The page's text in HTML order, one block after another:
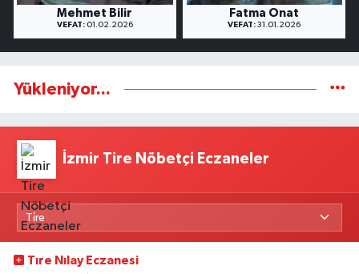
Mehmet Bilir
VEFAT:01.02.2026
Fatma Onat
VEFAT: 31.01.2026
Yükleniyor...
İzmir Tire Nöbetçi Eczaneler
Tıre Nılay Eczanesi